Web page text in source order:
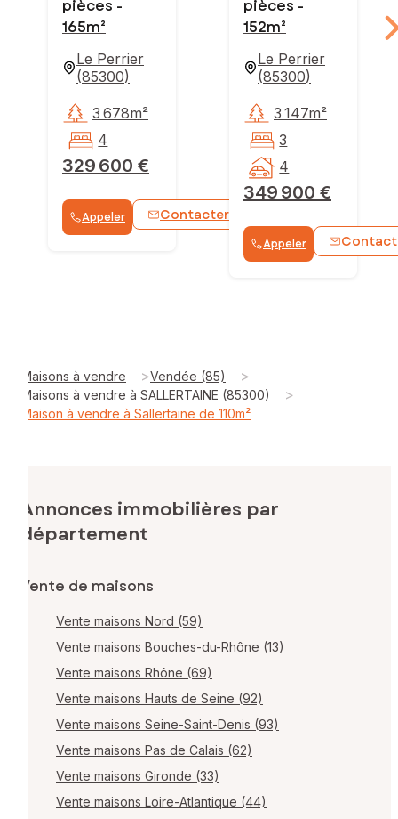
pièces -
165m²
Le Perrier
(85300)
329 600 €
3 678m²
4
Appeler Contacter
pièces -
152m²
Le Perrier
(85300)
349 900 €
3 147m²
3
4
Appeler
Maisons à vendre >Vendée (85) >
Maisons à vendre à SALLERTAINE (85300) >
Maison à vendre à Sallertaine de 110m²
Annonces immobilières par
département
Vente de maisons
Vente maisons Nord (59)
Vente maisons Bouches-du-Rhône (13)
Vente maisons Rhône (69)
Vente maisons Hauts de Seine (92)
Vente maisons Seine-Saint-Denis (93)
Vente maisons Pas de Calais (62)
Vente maisons Gironde (33)
Vente maisons Loire-Atlantique (44)